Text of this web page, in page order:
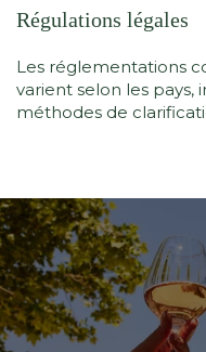
Régulations légales
Les réglementations
varient selon les
méthodes de